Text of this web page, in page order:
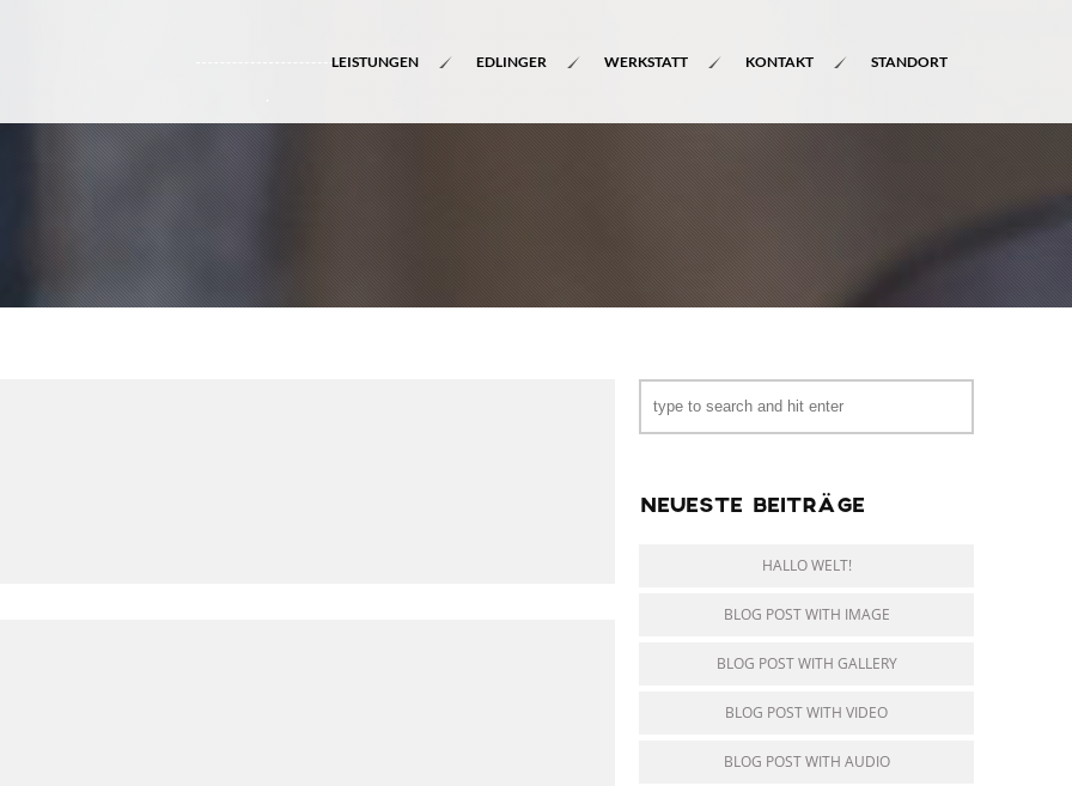
LEISTUNGEN EDLINGER WERKSTATT KONTAKT STANDORT
NEUESTE BEITRÄGE
HALLO WELT!
BLOG POST WITH IMAGE
BLOG POST WITH GALLERY
BLOG POST WITH VIDEO
BLOG POST WITH AUDIO